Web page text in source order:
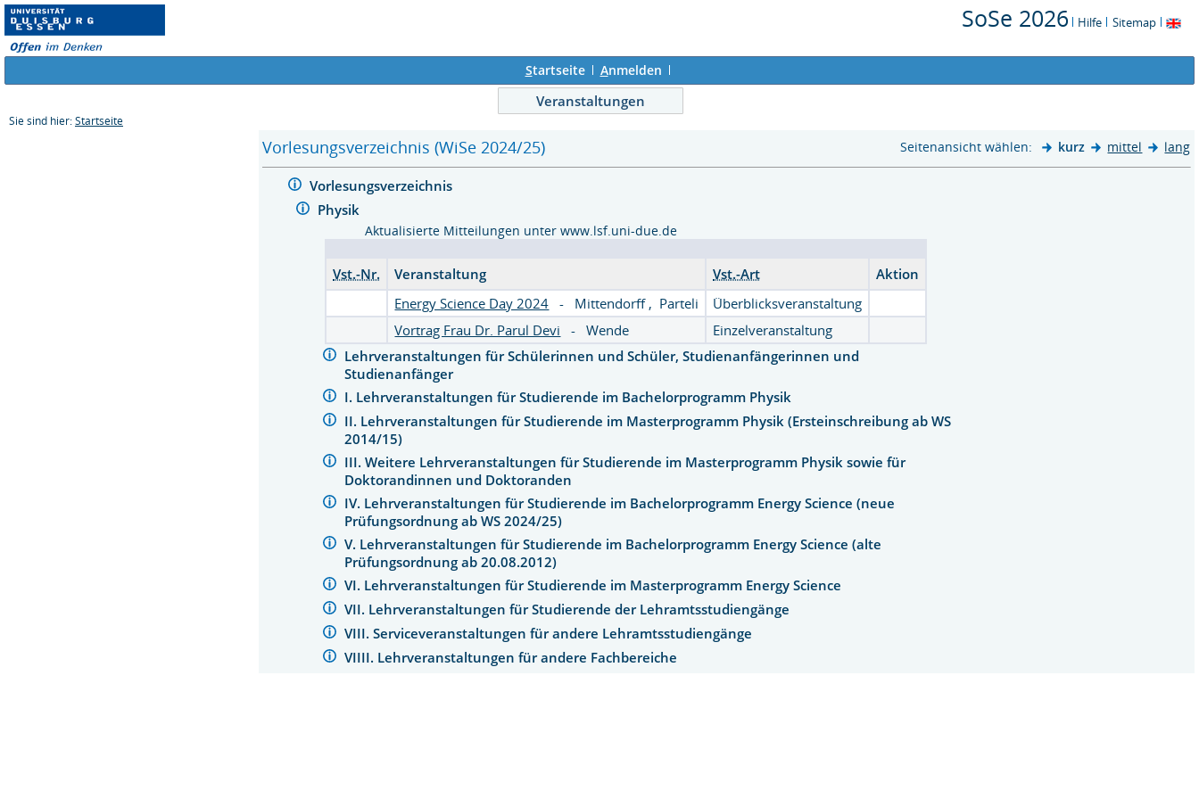
SoSe 2026 Hilfe Sitemap
Startseite Anmelden
Veranstaltungen
Sie sind hier: Startseite
Vorlesungsverzeichnis (WiSe 2024/25) Seitenansicht wählen: kurz mittel lang
Vorlesungsverzeichnis
Physik
Aktualisierte Mitteilungen unter www.lsf.uni-due.de
Vst.-Nr. Veranstaltung Vst.-Art
Aktion
Energy Science Day 2024 - Mittendorff , Parteli
Überblicksveranstaltung
Vortrag Frau Dr. Parul Devi -Wende
Einzelveranstaltung
Lehrveranstaltungen für Schülerinnen und Schüler, Studienanfängerinnen und
Studienanfänger
I. Lehrveranstaltungen für Studierende im Bachelorprogramm Physik
II. Lehrveranstaltungen für Studierende im Masterprogramm Physik (Ersteinschreibung ab WS
2014/15)
III. Weitere Lehrveranstaltungen für Studierende im Masterprogramm Physik sowie für
Doktorandinnen und Doktoranden
IV. Lehrveranstaltungen für Studierende im Bachelorprogramm Energy Science (neue
Prüfungsordnung ab WS 2024/25)
V. Lehrveranstaltungen für Studierende im Bachelorprogramm Energy Science (alte
Prüfungsordnung ab 20.08.2012)
VI. Lehrveranstaltungen für Studierende im Masterprogramm Energy Science
VII. Lehrveranstaltungen für Studierende der Lehramtsstudiengänge
VIII. Serviceveranstaltungen für andere Lehramtsstudiengänge
VIIII. Lehrveranstaltungen für andere Fachbereiche